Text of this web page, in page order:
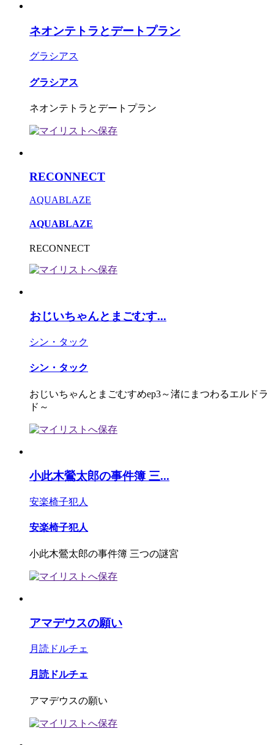
ネオンテトラとデートプラン
グラシアス
グラシアス
ネオンテトラとデートプラン
RECONNECT
AQUABLAZE
AQUABLAZE
RECONNECT
おじいちゃんとまごむす...
シン・タック
シン・タック
おじいちゃんとまごむすめep3～渚にまつわるエルドラ
ド～
小此木鶯太郎の事件簿 三...
安楽椅子犯人
安楽椅子犯人
小此木鶯太郎の事件簿 三つの謎宮
アマデウスの願い
月読ドルチェ
月読ドルチェ
アマデウスの願い